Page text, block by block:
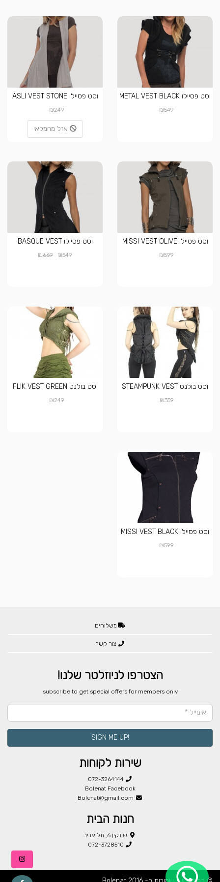
וסט פסיילו METAL VEST BLACK
₪549
וסט פסיילו ASLI VEST STONE
₪249
אזל מהמלאי
וסט פסיילו MISSI VEST OLIVE
₪599
וסט פסיילו BASQUE VEST
₪549
₪669
וסט בולנט STEAMPUNK VEST
₪359
וסט בולנט FLIK VEST GREEN
₪249
וסט פסיילו MISSI VEST BLACK
₪599
משלוחים
צור קשר
הצטרפו לניוזלטר שלנו!
​subscribe to get special offers for members only
!SIGN ME UP
שירות לקוחות
072-3264144
Bolenat Facebook
Bolenat@gmail.com
חנות הבית
שינקין 6, תל אביב
072-3728510